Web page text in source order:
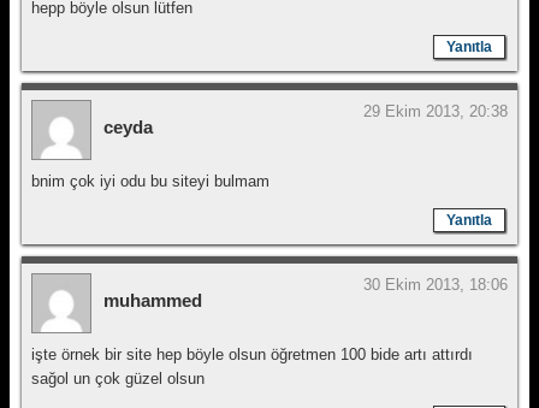
hepp böyle olsun lütfen
Yanıtla
ceyda
29 Ekim 2013, 20:38
bnim çok iyi odu bu siteyi bulmam
Yanıtla
muhammed
30 Ekim 2013, 18:06
işte örnek bir site hep böyle olsun öğretmen 100 bide artı attırdı
sağol un çok güzel olsun